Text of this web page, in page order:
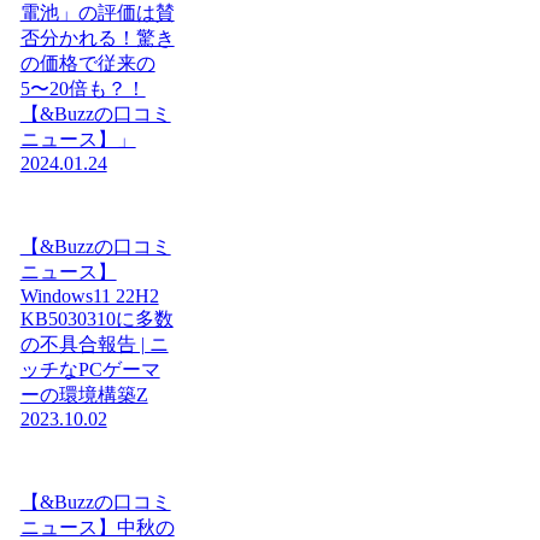
電池」の評価は賛
否分かれる！驚き
の価格で従来の
5〜20倍も？！
【&Buzzの口コミ
ニュース】」
2024.01.24
【&Buzzの口コミ
ニュース】
Windows11 22H2
KB5030310に多数
の不具合報告 | ニ
ッチなPCゲーマ
ーの環境構築Z
2023.10.02
【&Buzzの口コミ
ニュース】中秋の